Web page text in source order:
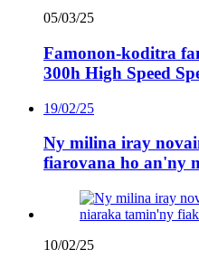
05/03/25
Famonon-koditra
300h High Speed
19/02/25
Ny milina iray
fiarovana ho an'ny
10/02/25